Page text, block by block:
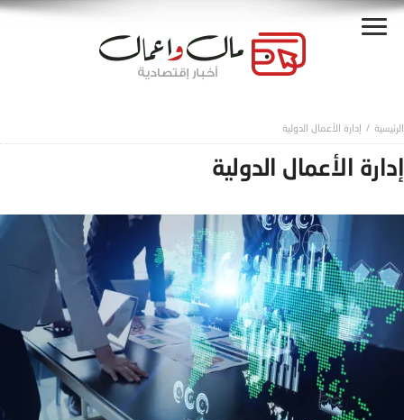
إدارة الأعمال الدولية
إدارة الأعمال الدولية